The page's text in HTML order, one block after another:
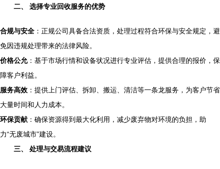
二、 选择专业回收服务的优势
合规与安全 ：正规公司具备合法资质，处理过程符合环保与安全规定，避
免因违规处理带来的法律风险。
价格公允：基于市场行情和设备状况进行专业评估，提供合理的报价，保
障客户利益。
服务高效 ：提供上门评估、拆卸、搬运、清洁等一条龙服务，为客户节省
大量时间和人力成本。
环保贡献 ：确保资源得到最大化利用，减少废弃物对环境的负担，助
力“无废城市”建设。
三、 处理与交易流程建议